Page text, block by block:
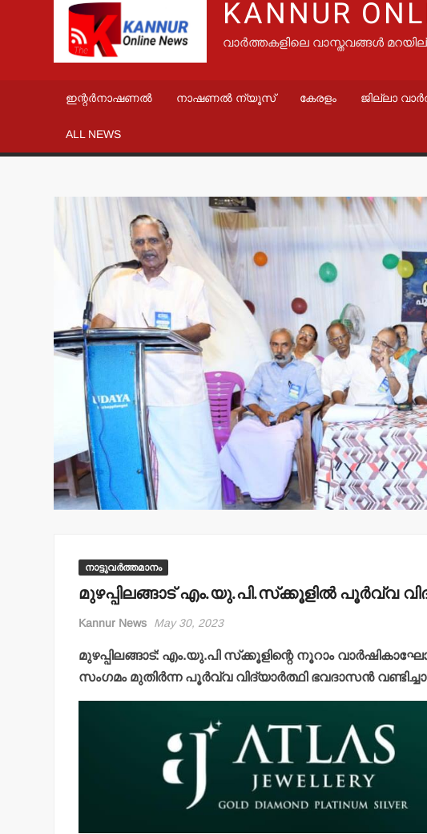
KANNUR
വാർത്തകളിലെ വാസ്തവങ്ങൾ
ഇന്റർനാഷണൽ നാഷണൽ ന്യൂസ് കേരളം ജില്ലാ
ALL NEWS
നാട്ടുവർത്തമാനം
മുഴപ്പിലങ്ങാട് എം.യു.പി.സ്‌ക്കൂളില്‍ പൂര്‍വ്വ
Kannur News May 30, 2023
മുഴപ്പിലങ്ങാട്: എം.യു.പി സ്‌ക്കൂളിന്റെ നൂറാം
സംഗമം മുതിര്‍ന്ന പൂര്‍വ്വ വിദ്യാര്‍ത്ഥി ഭവദാസന്‍